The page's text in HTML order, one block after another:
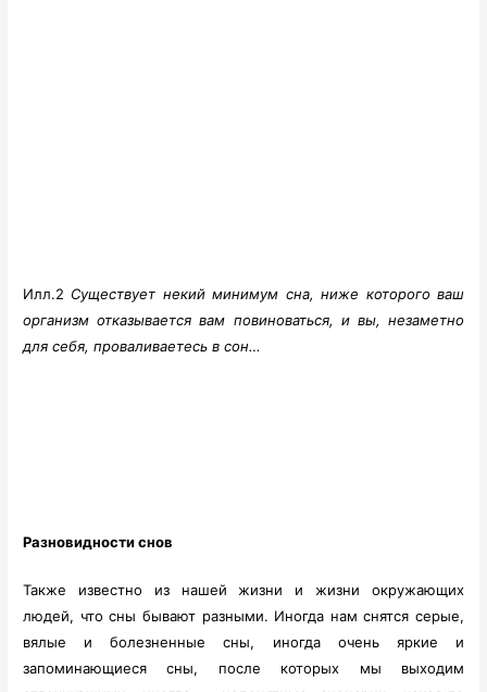
Илл.2 Существует некий минимум сна, ниже которого ваш
организм отказывается вам повиноваться, и вы, незаметно
для себя, проваливаетесь в сон…
Разновидности снов
Также известно из нашей жизни и жизни окружающих
людей, что сны бывают разными. Иногда нам снятся серые,
вялые и болезненные сны, иногда очень яркие и
запоминающиеся сны, после которых мы выходим